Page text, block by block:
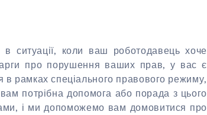
ситуації, коли ваш роботодавець хоче
про порушення ваших прав, у вас є
в рамках спеціального правового режиму,
потрібна допомога або порада з цього
і ми допоможемо вам домовитися про